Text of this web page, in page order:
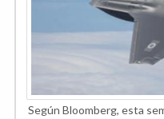
Según Bloomberg, esta